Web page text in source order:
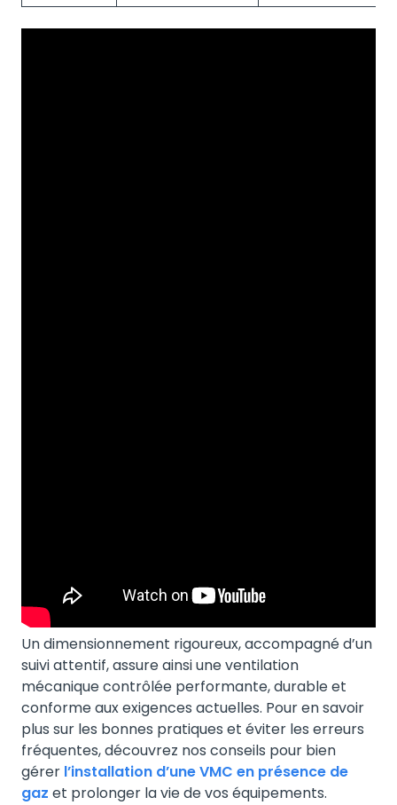
Un dimensionnement rigoureux, accompagné d’un
suivi attentif, assure ainsi une ventilation
mécanique contrôlée performante, durable et
conforme aux exigences actuelles. Pour en savoir
plus sur les bonnes pratiques et éviter les erreurs
fréquentes, découvrez nos conseils pour bien
gérer l’installation d’une VMC en présence de
gaz et prolonger la vie de vos équipements.